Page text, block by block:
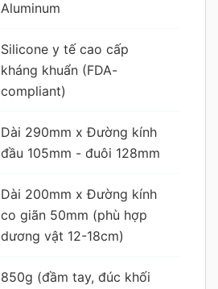
Aluminum
Silicone y tế cao cấp
kháng khuẩn (FDA-
compliant)
Dài 290mm x Đường kính
đầu 105mm - đuôi 128mm
Dài 200mm x Đường kính
co giãn 50mm (phù hợp
dương vật 12-18cm)
850g (đầm tay, đúc khối